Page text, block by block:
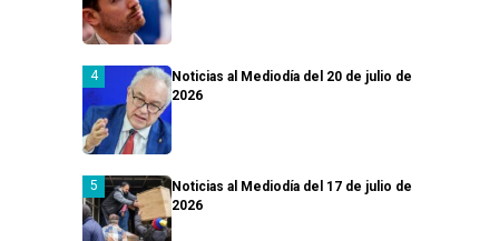
Noticias al Mediodía del 20 de julio de
2026
Noticias al Mediodía del 17 de julio de
2026